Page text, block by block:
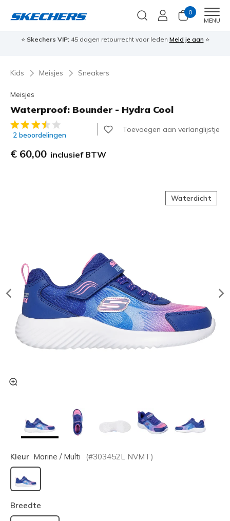
0
MENU
⭐ Skechers VIP:45 dagen retourrecht voor leden Meld je aan ⭐
Kids Meisjes Sneakers
Meisjes
Waterproof: Bounder - Hydra Cool
3,2 van de 5 klantbeoordelingen
2 beoordelingen
Toevoegen aan verlanglijstje
€ 60,00 inclusief BTW
Waterdicht
Kleur Marine / Multi (#303452L NVMT)
geselecteerd
Breedte